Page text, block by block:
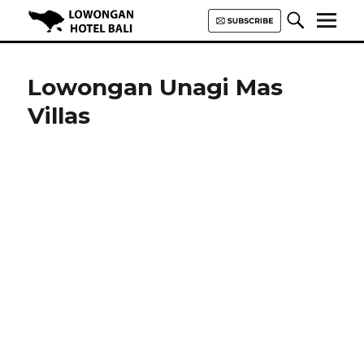
Hotel Bali | HHRMA Hotel Bali
Lowongan Unagi Mas
Villas